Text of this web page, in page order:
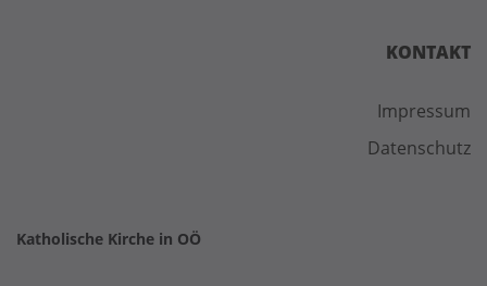
KONTAKT
Impressum
Datenschutz
Katholische Kirche in OÖ